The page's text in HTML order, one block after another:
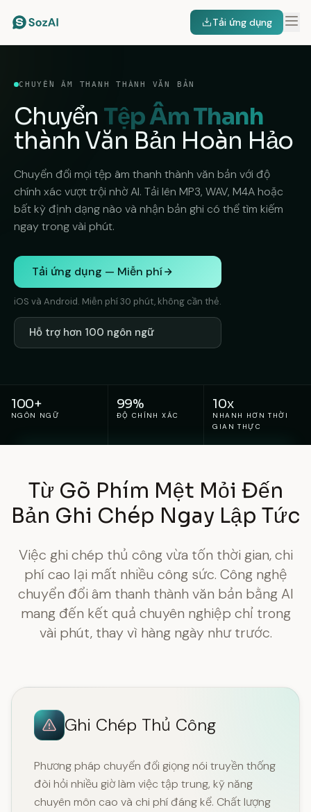
Tải ứng dụng
CHUYỂN ÂM THANH THÀNH VĂN BẢN
Chuyển Tệp Âm Thanh
thành Văn Bản Hoàn Hảo
Chuyển đổi mọi tệp âm thanh thành văn bản với độ
chính xác vượt trội nhờ AI. Tải lên MP3, WAV, M4A hoặc
bất kỳ định dạng nào và nhận bản ghi có thể tìm kiếm
ngay trong vài phút.
Tải ứng dụng — Miễn phí
iOS và Android. Miễn phí 30 phút, không cần thẻ.
Hỗ trợ hơn 100 ngôn ngữ
100+
NGÔN NGỮ
99%
ĐỘ CHÍNH XÁC
10x
NHANH HƠN THỜI
GIAN THỰC
Từ Gõ Phím Mệt Mỏi Đến
Bản Ghi Chép Ngay Lập Tức
Việc ghi chép thủ công vừa tốn thời gian, chi
phí cao lại mất nhiều công sức. Công nghệ
chuyển đổi âm thanh thành văn bản bằng AI
mang đến kết quả chuyên nghiệp chỉ trong
vài phút, thay vì hàng ngày như trước.
Ghi Chép Thủ Công
Phương pháp chuyển đổi giọng nói truyền thống
đòi hỏi nhiều giờ làm việc tập trung, kỹ năng
chuyên môn cao và chi phí đáng kể. Chất lượng